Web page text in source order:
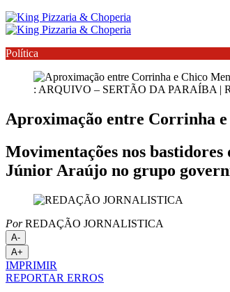
Política
: ARQUIVO – SERTÃO DA PARAÍBA |
Aproximação entre Corrinha e
Movimentações nos
Júnior Araújo no grupo
PorREDAÇÃO JORNALISTICA
A-
A+
IMPRIMIR
REPORTAR ERROS